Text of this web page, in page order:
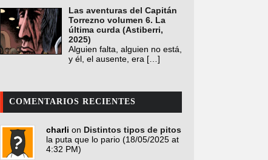
Las aventuras del Capitán
Torrezno volumen 6. La
última curda (Astiberri,
2025)
Alguien falta, alguien no está,
y él, el ausente, era […]
COMENTARIOS RECIENTES
charli on Distintos tipos de pitos
la puta que lo pario (18/05/2025 at
4:32 PM)